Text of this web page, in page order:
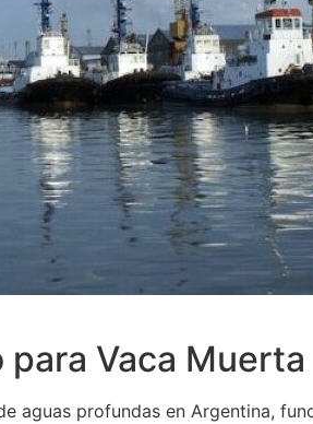
Vaca Muerta
aguas profundas en Argentina,